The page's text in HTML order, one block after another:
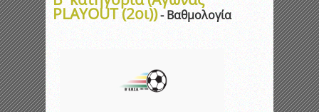
PLAYOUT (2οι))- Βαθμολογία